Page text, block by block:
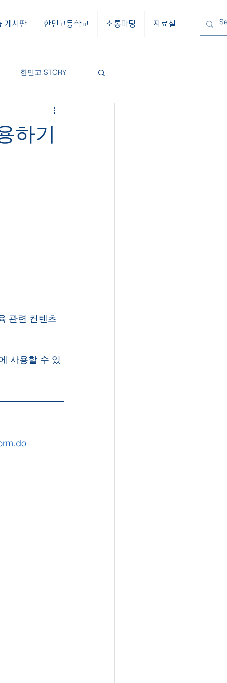
게시판 한민고등학교 소통마당 자료실
한민고 STORY
하기
관련 컨텐츠
사용할 수 있